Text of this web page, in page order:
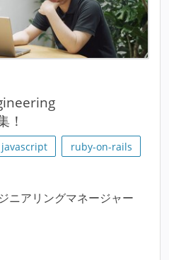
！
javascript
ruby-on-rails
ニアリングマネージャー